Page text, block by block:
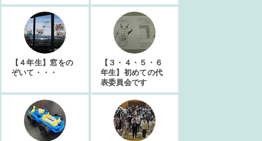
【４年生】窓をの
ぞいて・・・
【３・４・５・６
年生】初めての代
表委員会です